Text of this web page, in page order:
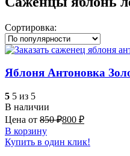
Сортировка:
Яблоня Антоновка
5 5 из 5
В наличии
Цена от 850₽800 ₽
В корзину
Купить в один клик!